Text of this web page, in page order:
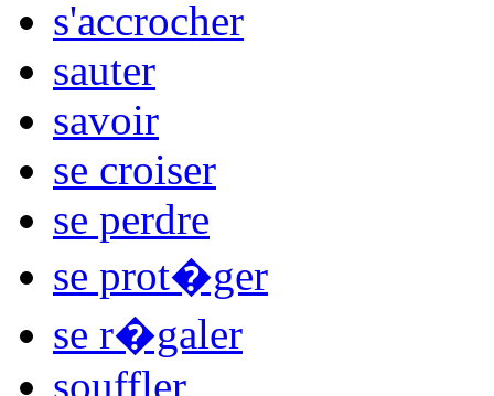
s'accrocher
sauter
savoir
se croiser
se perdre
se prot�ger
se r�galer
souffler